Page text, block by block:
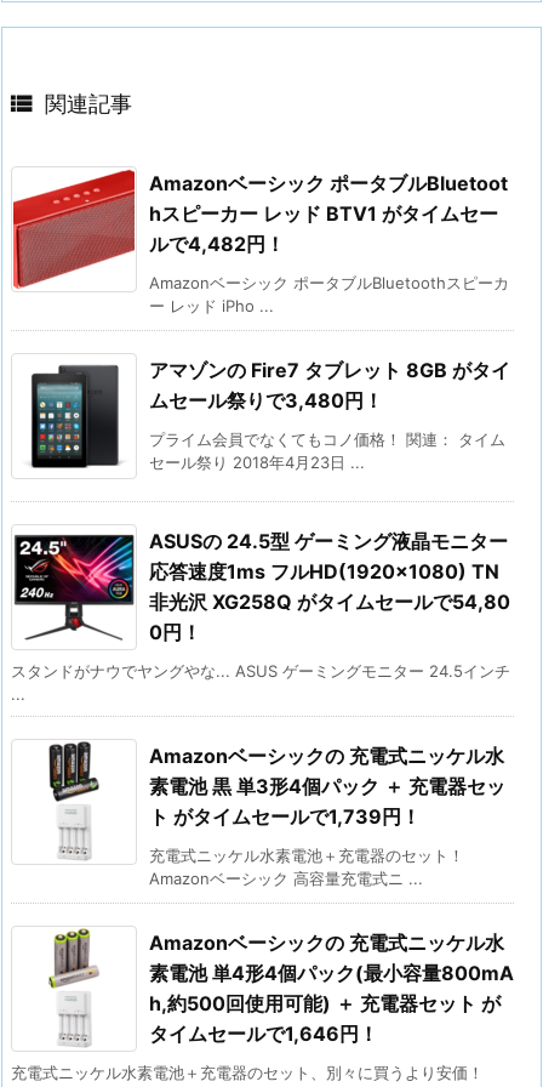
 関連記事
Amazonベーシック ポータブルBluetoot
hスピーカー レッド BTV1 がタイムセー
ルで4,482円！
Amazonベーシック ポータブルBluetoothスピーカ
ー レッド iPho ...
アマゾンの Fire7 タブレット 8GB がタイ
ムセール祭りで3,480円！
プライム会員でなくてもコノ価格！ 関連： タイム
セール祭り 2018年4月23日 ...
ASUSの 24.5型 ゲーミング液晶モニター
応答速度1ms フルHD(1920×1080) TN
非光沢 XG258Q がタイムセールで54,80
0円！
スタンドがナウでヤングやな... ASUS ゲーミングモニター 24.5インチ
...
Amazonベーシックの 充電式ニッケル水
素電池 黒 単3形4個パック ＋ 充電器セッ
ト がタイムセールで1,739円！
充電式ニッケル水素電池＋充電器のセット！
Amazonベーシック 高容量充電式ニ ...
Amazonベーシックの 充電式ニッケル水
素電池 単4形4個パック(最小容量800mA
h,約500回使用可能) ＋ 充電器セット が
タイムセールで1,646円！
充電式ニッケル水素電池＋充電器のセット、別々に買うより安価！